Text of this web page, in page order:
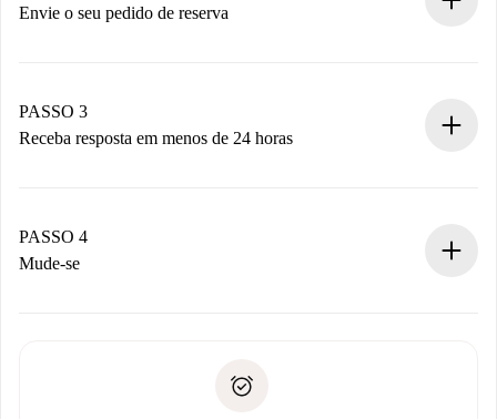
antecipadamente.
Envie o seu pedido de reserva
Não cobramos nada até que o proprietário confirme.
PASSO 3
Receba resposta em menos de 24 horas
proprietário.
Se recusada: não cobraremos nada e ofereceremos
Débito direto bancário
PASSO 4
Mude-se
não comunicar nenhum problema.